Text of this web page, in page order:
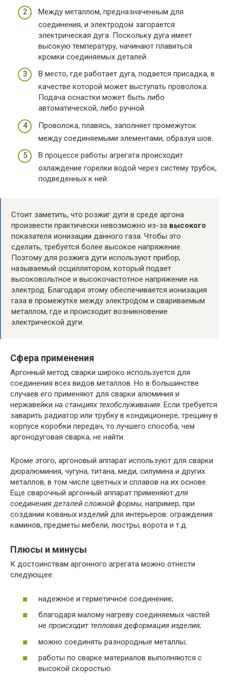
Между металлом, предназначенным для
соединения, и электродом загорается
электрическая дуга. Поскольку дуга имеет
высокую температуру, начинают плавиться
кромки соединяемых деталей.
В место, где работает дуга, подается присадка, в
качестве которой может выступать проволока.
Подача оснастки может быть либо
автоматической, либо ручной.
Проволока, плавясь, заполняет промежуток
между соединяемыми элементами, образуя шов.
В процессе работы агрегата происходит
охлаждение горелки водой через систему трубок,
подведенных к ней.
Стоит заметить, что розжиг дуги в среде аргона
произвести практически невозможно из-за высокого
показателя ионизации данного газа. Чтобы это
сделать, требуется более высокое напряжение.
Поэтому для розжига дуги используют прибор,
называемый осциллятором, который подает
высоковольтное и высокочастотное напряжение на
электрод. Благодаря этому обеспечивается ионизация
газа в промежутке между электродом и свариваемым
металлом, где и происходит возникновение
электрической дуги.
Сфера применения
Аргонный метод сварки широко используется для
соединения всех видов металлов. Но в большинстве
случаев его применяют для сварки алюминия и
нержавейки на станциях техобслуживания. Если требуется
заварить радиатор или трубку в кондиционере, трещину в
корпусе коробки передач, то лучшего способа, чем
аргонодуговая сварка, не найти.
Кроме этого, аргоновый аппарат используют для сварки
дюралюминия, чугуна, титана, меди, силумина и других
металлов, в том числе цветных и сплавов на их основе.
Еще сварочный аргонный аппарат применяютдля
соединения деталей сложной формы, например, при
создании кованых изделий для интерьеров: ограждения
каминов, предметы мебели, люстры, ворота и т.д.
Плюсы и минусы
К достоинствам аргонного агрегата можно отнести
следующее:
надежное и герметичное соединение;
благодаря малому нагреву соединяемых частей
не происходит тепловая деформация изделия;
можно соединять разнородные металлы;
работы по сварке материалов выполняются с
высокой скоростью.